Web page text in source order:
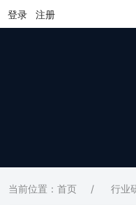
登录 注册
当前位置：首页 / 行业